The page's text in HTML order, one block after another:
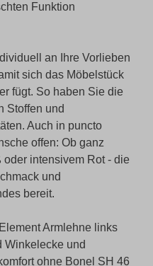
Funktion
an Ihre Vorlieben
sich das Möbelstück
fügt. So haben Sie die
Stoffen und
Auch in puncto
offen: Ob ganz
intensivem Rot - die
und
bereit.
Armlehne links
Winkelecke und
ohne Bonel SH 46